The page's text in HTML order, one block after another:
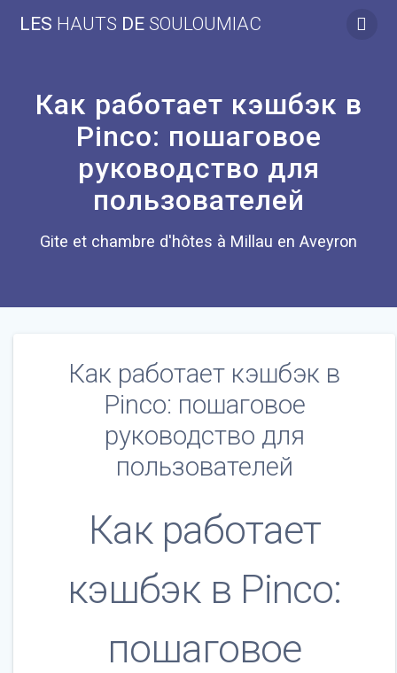
to
LES HAUTS DE SOULOUMIAC
Как работает кэшбэк в
Pinco: пошаговое
руководство для
пользователей
Gite et chambre d'hôtes à Millau en Aveyron
Как работает кэшбэк в
Pinco: пошаговое
руководство для
пользователей
Как работает
кэшбэк в Pinco:
пошаговое